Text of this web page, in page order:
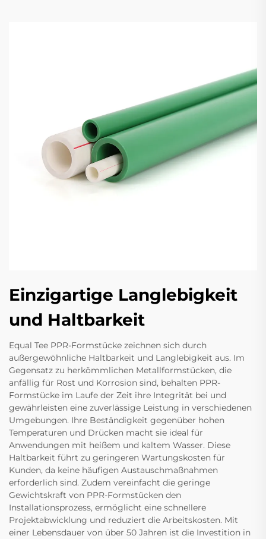
Einzigartige Langlebigkeit
und Haltbarkeit
Equal Tee PPR-Formstücke zeichnen sich durch
außergewöhnliche Haltbarkeit und Langlebigkeit aus. Im
Gegensatz zu herkömmlichen Metallformstücken, die
anfällig für Rost und Korrosion sind, behalten PPR-
Formstücke im Laufe der Zeit ihre Integrität bei und
gewährleisten eine zuverlässige Leistung in verschiedenen
Umgebungen. Ihre Beständigkeit gegenüber hohen
Temperaturen und Drücken macht sie ideal für
Anwendungen mit heißem und kaltem Wasser. Diese
Haltbarkeit führt zu geringeren Wartungskosten für
Kunden, da keine häufigen Austauschmaßnahmen
erforderlich sind. Zudem vereinfacht die geringe
Gewichtskraft von PPR-Formstücken den
Installationsprozess, ermöglicht eine schnellere
Projektabwicklung und reduziert die Arbeitskosten. Mit
einer Lebensdauer von über 50 Jahren ist die Investition in